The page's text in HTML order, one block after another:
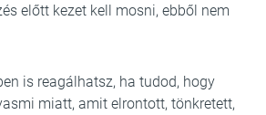
előtt kezet kell mosni, ebből nem
is reagálhatsz, ha tudod, hogy
miatt, amit elrontott, tönkretett,